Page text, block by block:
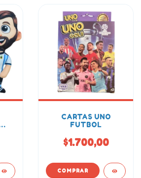
CARTAS UNO
FUTBOL
$1.700,00